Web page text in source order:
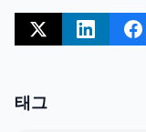
태그